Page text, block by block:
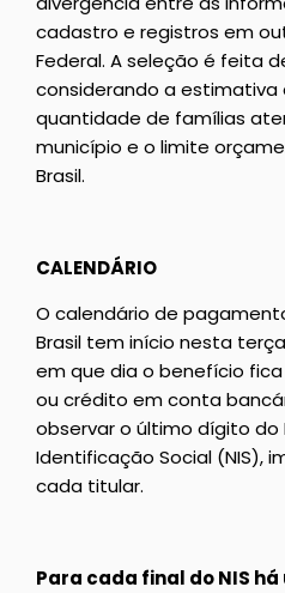
cadastro e registros em
Federal. A seleção é feita
considerando a estimativa
quantidade de famílias
município e o limite
Brasil.
CALENDÁRIO
O calendário de
Brasil tem início nesta
em que dia o benefício
ou crédito em conta
observar o último dígito do
Identificação Social (NIS),
cada titular.
Para cada final do NIS